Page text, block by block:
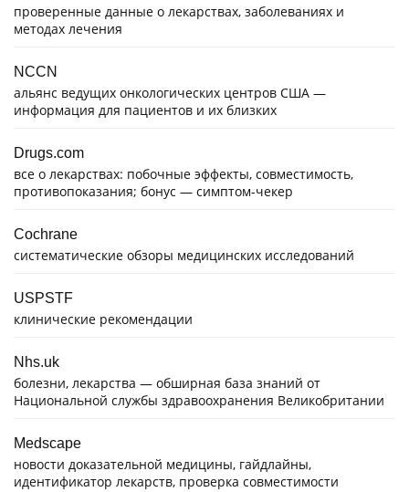
проверенные данные о лекарствах, заболеваниях и
методах лечения
NCCN
альянс ведущих онкологических центров США —
информация для пациентов и их близких
Drugs.com
все о лекарствах: побочные эффекты, совместимость,
противопоказания; бонус — симптом-чекер
Cochrane
систематические обзоры медицинских исследований
USPSTF
клинические рекомендации
Nhs.uk
болезни, лекарства — обширная база знаний от
Национальной службы здравоохранения Великобритании
Medscape
новости доказательной медицины, гайдлайны,
идентификатор лекарств, проверка совместимости